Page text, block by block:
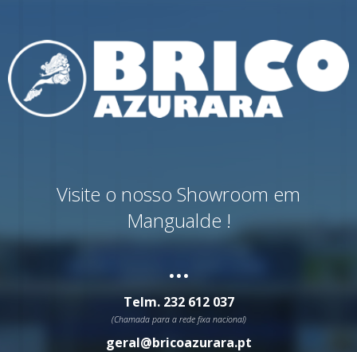
Visite o nosso Showroom em
Mangualde !
...
Telm. 232 612 037
(Chamada para a rede fixa nacional)
geral@bricoazurara.pt